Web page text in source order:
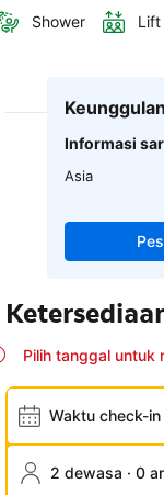
Shower Lift
Informasi
Asia
Pilih tanggal untuk
Waktu check-in
2 dewasa · 0